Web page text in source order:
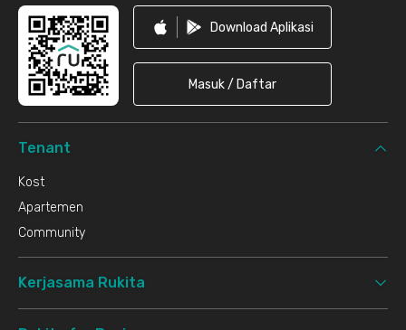
Download Aplikasi
Masuk / Daftar
Tenant
Kost
Apartemen
Community
Kerjasama Rukita